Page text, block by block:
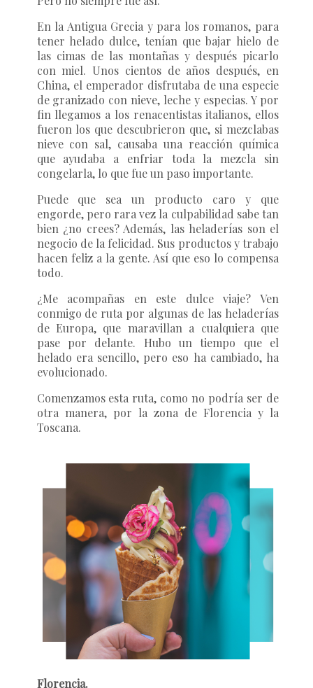
En la Antigua Grecia y para los romanos, para
tener helado dulce, tenían que bajar hielo de
las cimas de las montañas y después picarlo
con miel. Unos cientos de años después, en
China, el emperador disfrutaba de una especie
de granizado con nieve, leche y especias. Y por
fin llegamos a los renacentistas italianos, ellos
fueron los que descubrieron que, si mezclabas
nieve con sal, causaba una reacción química
que ayudaba a enfriar toda la mezcla sin
congelarla, lo que fue un paso importante.
Puede que sea un producto caro y que
engorde, pero rara vez la culpabilidad sabe tan
bien ¿no crees? Además, las heladerías son el
negocio de la felicidad. Sus productos y trabajo
hacen feliz a la gente. Así que eso lo compensa
todo.
¿Me acompañas en este dulce viaje? Ven
conmigo de ruta por algunas de las heladerías
de Europa, que maravillan a cualquiera que
pase por delante. Hubo un tiempo que el
helado era sencillo, pero eso ha cambiado, ha
evolucionado.
Comenzamos esta ruta, como no podría ser de
otra manera, por la zona de Florencia y la
Toscana.
Florencia.